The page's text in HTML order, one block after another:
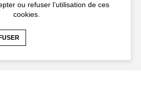
ou refuser l’utilisation de ces
cookies.